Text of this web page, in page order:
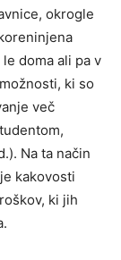
okrogle
doma ali pa v
ki so
več
Na ta način
kakovosti
ki jih